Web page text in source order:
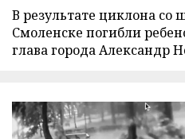
В результате циклона со
Смоленске погибли
глава города Александр